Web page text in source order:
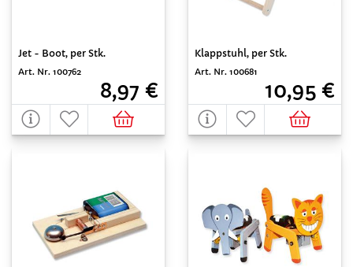
Jet - Boot, per Stk.
Art. Nr. 100762
8,97 €
Klappstuhl, per Stk.
Art. Nr. 100681
10,95 €